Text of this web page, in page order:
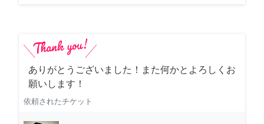
ありがとうございました！また何かとよろしくお
願いします！
依頼されたチケット